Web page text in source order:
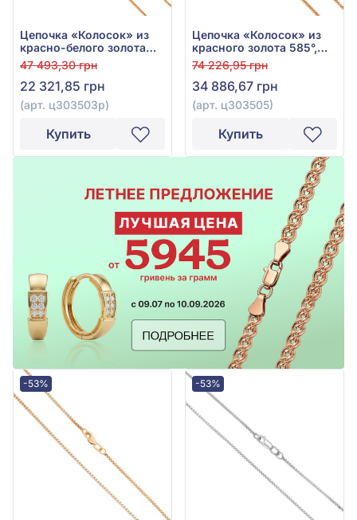
Цепочка «Колосок» из
красно-белого золота
585°, без вставки, арт.
ц303503р
47 493,30 грн
22 321,85 грн
(арт. ц303503р)
Купить
Цепочка «Колосок» из
красного золота 585°,
без вставки, арт.
ц303505
74 226,95 грн
34 886,67 грн
(арт. ц303505)
Купить
-53% -53%